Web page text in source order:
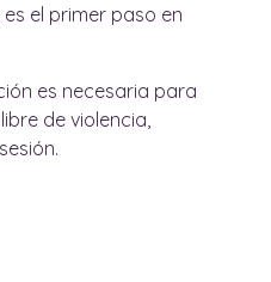
el primer paso en
es necesaria para
de violencia,